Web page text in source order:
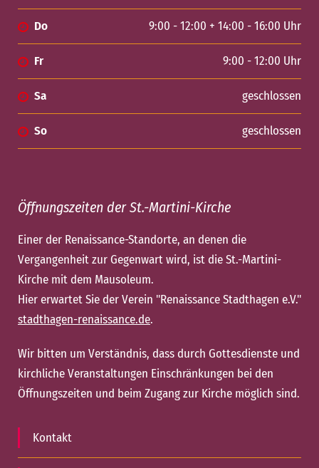
Do 9:00 - 12:00 + 14:00 - 16:00 Uhr
Fr 9:00 - 12:00 Uhr
Sa geschlossen
So geschlossen
Öffnungszeiten der St.-Martini-Kirche
Einer der Renaissance-Standorte, an denen die
Vergangenheit zur Gegenwart wird, ist die St.-Martini-
Kirche mit dem Mausoleum.
Hier erwartet Sie der Verein "Renaissance Stadthagen e.V."
stadthagen-renaissance.de.
Wir bitten um Verständnis, dass durch Gottesdienste und
kirchliche Veranstaltungen Einschränkungen bei den
Öffnungszeiten und beim Zugang zur Kirche möglich sind.
Kontakt